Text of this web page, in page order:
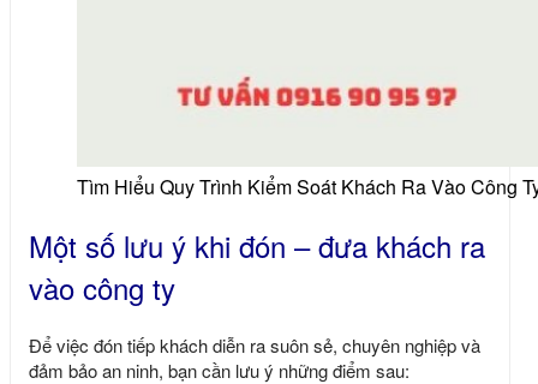
Tìm Hiểu Quy Trình Kiểm Soát Khách Ra Vào Công
Một số lưu ý khi đón – đưa khách ra
vào công ty
Để việc đón tiếp khách diễn ra suôn sẻ, chuyên nghiệp và
đảm bảo an ninh, bạn cần lưu ý những điểm sau: